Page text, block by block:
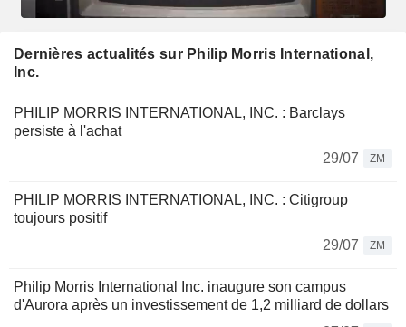
Dernières actualités sur Philip Morris International,
Inc.
PHILIP MORRIS INTERNATIONAL, INC. : Barclays
persiste à l'achat
29/07
ZM
PHILIP MORRIS INTERNATIONAL, INC. : Citigroup
toujours positif
29/07
ZM
Philip Morris International Inc. inaugure son campus
d'Aurora après un investissement de 1,2 milliard de dollars